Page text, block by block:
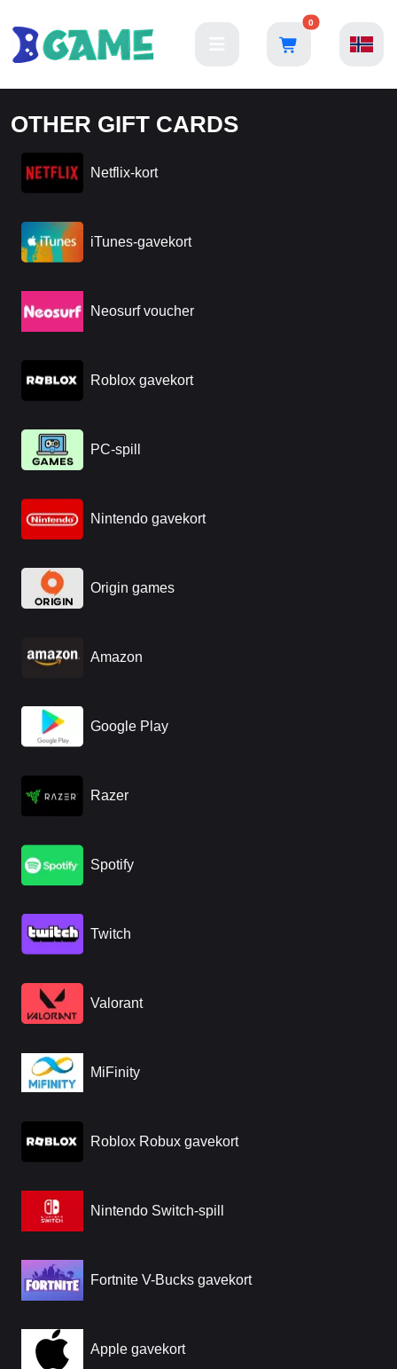
0
OTHER GIFT CARDS
Netflix-kort
iTunes-gavekort
Neosurf voucher
Roblox gavekort
PC-spill
Nintendo gavekort
Origin games
Amazon
Google Play
Razer
Spotify
Twitch
Valorant
MiFinity
Roblox Robux gavekort
Nintendo Switch-spill
Fortnite V-Bucks gavekort
Apple gavekort